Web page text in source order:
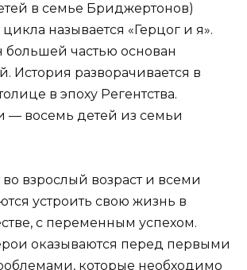
в семье Бриджертонов)
называется «Герцог и я».
большей частью основан
История разворачивается в
в эпоху Регентства.
— восемь детей из семьи
взрослый возраст и всеми
устроить свою жизнь в
с переменным успехом.
оказываются перед первыми
которые необходимо